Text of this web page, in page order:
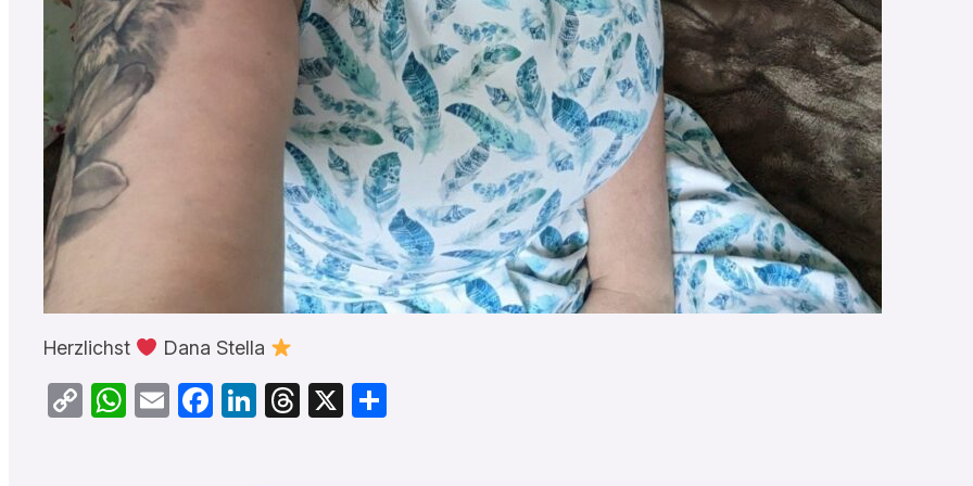
Herzlichst Dana Stella
CopyWhatsApp
EmailFacebook
LinkedIn
Threads
X